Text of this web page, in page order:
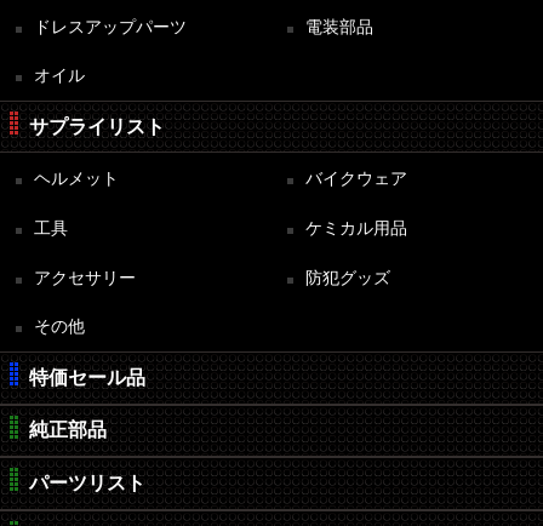
ドレスアップパーツ 電装部品
オイル
サプライリスト
ヘルメット バイクウェア
工具 ケミカル用品
アクセサリー 防犯グッズ
その他
特価セール品
純正部品
パーツリスト